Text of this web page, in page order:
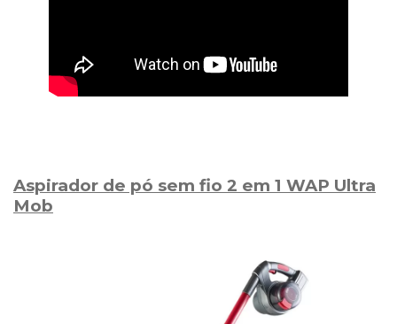
Aspirador de pó sem fio 2 em 1 WAP Ultra
Mob